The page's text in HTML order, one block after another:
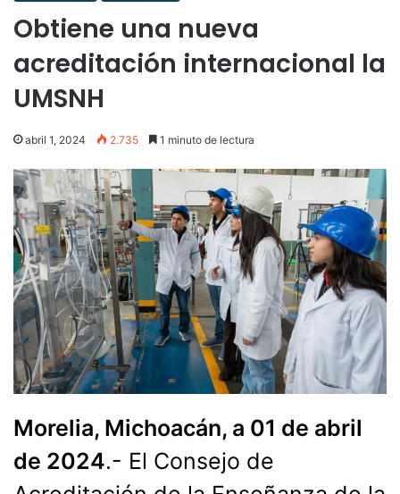
Obtiene una nueva
acreditación internacional la
UMSNH
abril 1, 2024 2.735 1 minuto de lectura
Morelia, Michoacán, a 01 de abril
de 2024.- El Consejo de